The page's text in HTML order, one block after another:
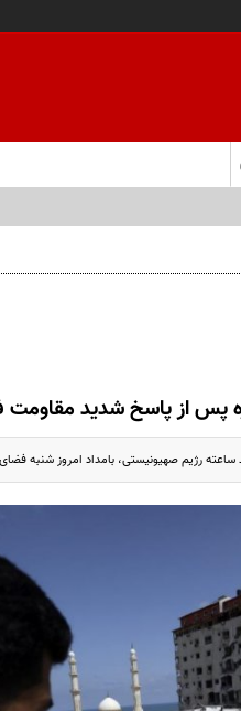
پس از پاسخ شدید
رژیم صهیونیستی، بامداد امروز شنبه